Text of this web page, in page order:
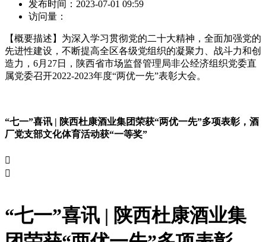
发布时间： 2023-07-01 09:59
访问量：
【概要描述】 为深入学习贯彻党的二十大精神，全面加强党的
先进性建设，不断提高全区各级党组织的凝聚力、战斗力和创
造力，6月27日，陕西省市场监督管理局非公经济组织党委直
属党委召开2022-2023年度“两优一先”表彰大会。
“七一”喜讯 | 陕西杜康酒业集团荣获“两优一先”多项表彰，酒
厂党支部文化体育活动获“一等奖”


“七一”喜讯 | 陕西杜康酒业集